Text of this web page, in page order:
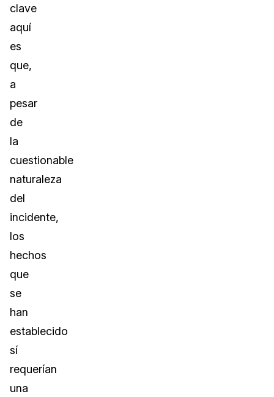
clave
aquí
es
que,
a
pesar
de
la
cuestionable
naturaleza
del
incidente,
los
hechos
que
se
han
establecido
sí
requerían
una